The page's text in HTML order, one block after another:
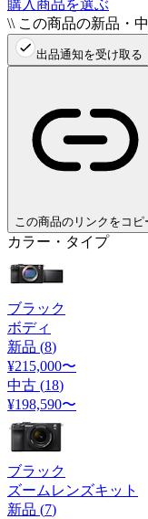
購入商品を選ぶ
\\ この商品の新品・
出品通知を受け取る
この商品のリンクをコピ
カラー・タイプ
ブラック
ボディ
新品 (8)
¥215,000〜
中古 (18)
¥198,590〜
ブラック
ズームレンズキット
新品 (7)